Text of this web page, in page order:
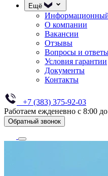
Ещё
О компании
Вакансии
Отзывы
Вопросы и
Условия гарантии
Документы
Контакты
+7 (383) 375-92-03
Работаем ежденевно с 8:00
Обратный звонок